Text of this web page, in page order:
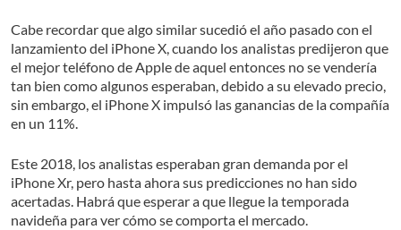
Cabe recordar que algo similar sucedió el año pasado con el
lanzamiento del iPhone X, cuando los analistas predijeron que
el mejor teléfono de Apple de aquel entonces no se vendería
tan bien como algunos esperaban, debido a su elevado precio,
sin embargo, el iPhone X impulsó las ganancias de la compañía
en un 11%.
Este 2018, los analistas esperaban gran demanda por el
iPhone Xr, pero hasta ahora sus predicciones no han sido
acertadas. Habrá que esperar a que llegue la temporada
navideña para ver cómo se comporta el mercado.